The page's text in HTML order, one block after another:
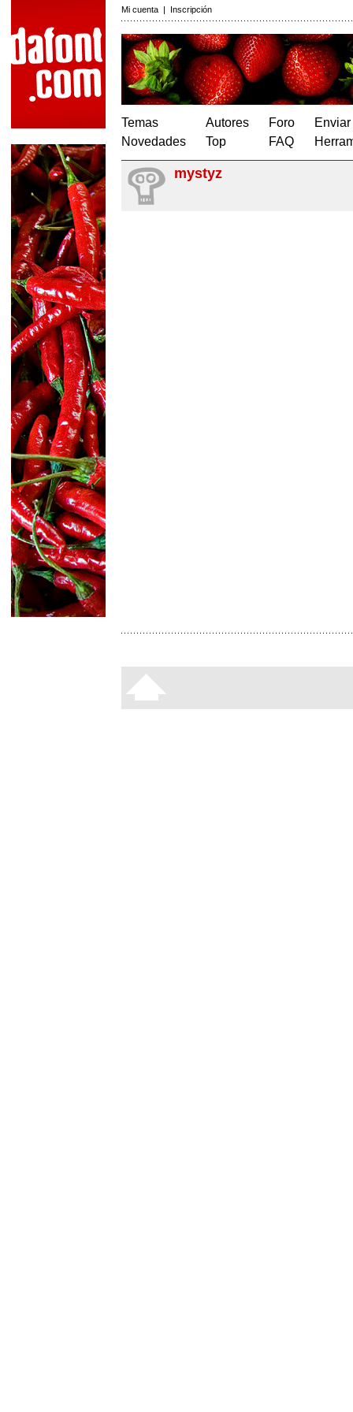
Mi cuenta | Inscripción
Temas
Novedades
Autores
Top
Foro
FAQ
mystyz